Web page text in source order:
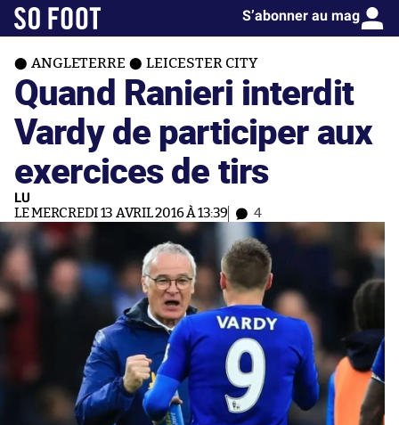
S’abonner au mag
ANGLETERRE LEICESTER CITY
Quand Ranieri interdit
Vardy de participer aux
exercices de tirs
LU
LE MERCREDI 13 AVRIL 2016 À 13:39 4